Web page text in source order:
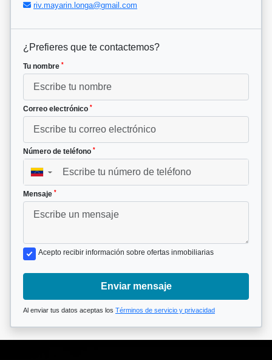
riv.mayarin.longa@gmail.com
¿Prefieres que te contactemos?
Tu nombre *
Correo electrónico *
Número de teléfono *
▼
Mensaje *
Acepto recibir información sobre ofertas inmobiliarias
Enviar mensaje
Al enviar tus datos aceptas los Términos de servicio y privacidad